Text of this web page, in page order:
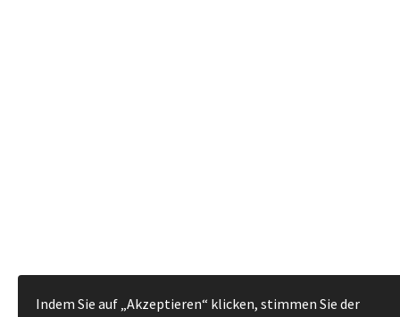
Indem Sie auf „Akzeptieren“ klicken, stimmen Sie der